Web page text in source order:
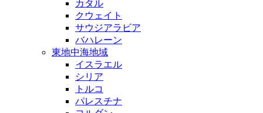
カタル
クウェイト
サウジアラビア
バハレーン
東地中海地域
イスラエル
シリア
トルコ
パレスチナ